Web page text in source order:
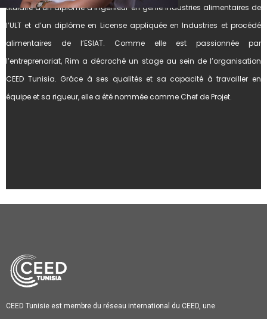
titulaire d’un diplôme d’ingénieur en génie industries alimentaires de
l’ULT et d’un diplôme en License appliquée en Industries et procédé
alimentaires de l’ESIAT. Comme elle est passionnée par
l’entreprenariat, Rim a décroché un stage au sein de l’organisation
CEED Tunisia. Grâce à ses qualités et sa capacité à travailler en
équipe et sa rigueur, elle a été nommée comme Chef de Projet.
CEED Tunisie est membre du réseau international du CEED, une